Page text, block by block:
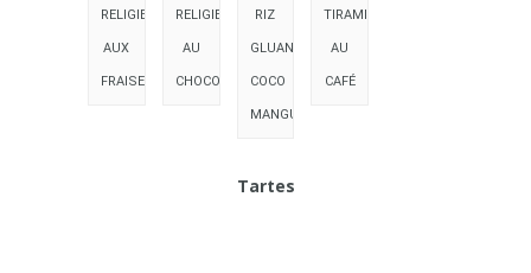
RELIGIEUSE
AUX
FRAISES
RELIGIEUSE
AU
CHOCOLAT
RIZ
GLUANT
COCO
MANGUE
TIRAMISU
AU
CAFÉ
Tartes